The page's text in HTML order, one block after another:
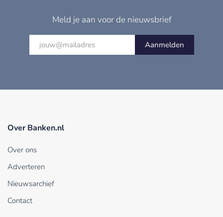
Meld je aan voor de nieuwsbrief
Aanmelden
Over Banken.nl
Over ons
Adverteren
Nieuwsarchief
Contact